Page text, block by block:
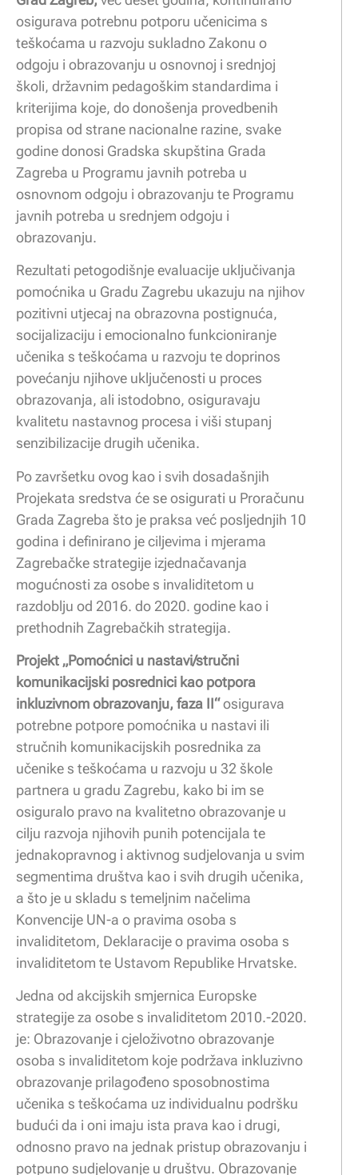
osigurava potrebnu potporu učenicima s
teškoćama u razvoju sukladno Zakonu o
odgoju i obrazovanju u osnovnoj i srednjoj
školi, državnim pedagoškim standardima i
kriterijima koje, do donošenja provedbenih
propisa od strane nacionalne razine, svake
godine donosi Gradska skupština Grada
Zagreba u Programu javnih potreba u
osnovnom odgoju i obrazovanju te Programu
javnih potreba u srednjem odgoju i
obrazovanju.
Rezultati petogodišnje evaluacije uključivanja
pomoćnika u Gradu Zagrebu ukazuju na njihov
pozitivni utjecaj na obrazovna postignuća,
socijalizaciju i emocionalno funkcioniranje
učenika s teškoćama u razvoju te doprinos
povećanju njihove uključenosti u proces
obrazovanja, ali istodobno, osiguravaju
kvalitetu nastavnog procesa i viši stupanj
senzibilizacije drugih učenika.
Po završetku ovog kao i svih dosadašnjih
Projekata sredstva će se osigurati u Proračunu
Grada Zagreba što je praksa već posljednjih 10
godina i definirano je ciljevima i mjerama
Zagrebačke strategije izjednačavanja
mogućnosti za osobe s invaliditetom u
razdoblju od 2016. do 2020. godine kao i
prethodnih Zagrebačkih strategija.
Projekt „Pomoćnici u nastavi/stručni
komunikacijski posrednici kao potpora
inkluzivnom obrazovanju, faza II“osigurava
potrebne potpore pomoćnika u nastavi ili
stručnih komunikacijskih posrednika za
učenike s teškoćama u razvoju u 32 škole
partnera u gradu Zagrebu, kako bi im se
osiguralo pravo na kvalitetno obrazovanje u
cilju razvoja njihovih punih potencijala te
jednakopravnog i aktivnog sudjelovanja u svim
segmentima društva kao i svih drugih učenika,
a što je u skladu s temeljnim načelima
Konvencije UN-a o pravima osoba s
invaliditetom, Deklaracije o pravima osoba s
invaliditetom te Ustavom Republike Hrvatske.
Jedna od akcijskih smjernica Europske
strategije za osobe s invaliditetom 2010.-2020.
je: Obrazovanje i cjeloživotno obrazovanje
osoba s invaliditetom koje podržava inkluzivno
obrazovanje prilagođeno sposobnostima
učenika s teškoćama uz individualnu podršku
budući da i oni imaju ista prava kao i drugi,
odnosno pravo na jednak pristup obrazovanju i
potpuno sudjelovanje u društvu. Obrazovanje